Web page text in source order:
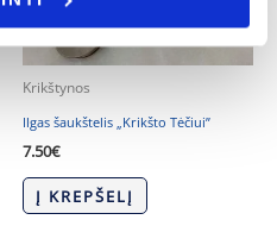
Krikštynos
Ilgas šaukštelis „Krikšto Tėčiui”
7.50€
Į KREPŠELĮ